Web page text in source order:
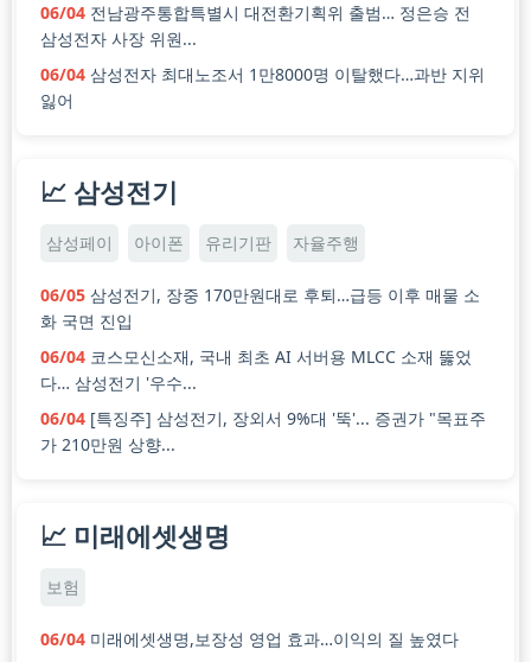
06/04 전남광주통합특별시 대전환기획위 출범… 정은승 전
삼성전자 사장 위원...
06/04 삼성전자 최대노조서 1만8000명 이탈했다…과반 지위
잃어
📈 삼성전기
삼성페이 아이폰 유리기판 자율주행
06/05 삼성전기, 장중 170만원대로 후퇴…급등 이후 매물 소
화 국면 진입
06/04 코스모신소재, 국내 최초 AI 서버용 MLCC 소재 뚫었
다… 삼성전기 '우수...
06/04 [특징주] 삼성전기, 장외서 9%대 '뚝'... 증권가 "목표주
가 210만원 상향...
📈 미래에셋생명
보험
06/04 미래에셋생명,보장성 영업 효과…이익의 질 높였다